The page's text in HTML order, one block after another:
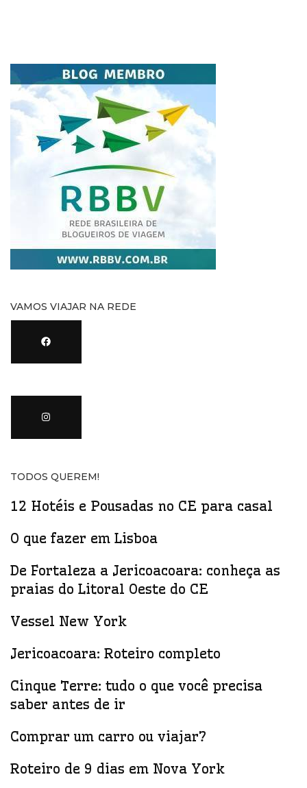
VAMOS VIAJAR NA REDE
TODOS QUEREM!
12 Hotéis e Pousadas no CE para casal
O que fazer em Lisboa
De Fortaleza a Jericoacoara: conheça as
praias do Litoral Oeste do CE
Vessel New York
Jericoacoara: Roteiro completo
Cinque Terre: tudo o que você precisa
saber antes de ir
Comprar um carro ou viajar?
Roteiro de 9 dias em Nova York